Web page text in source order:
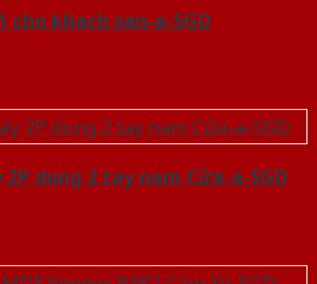
cho khach san-a-SGD
dung 2 tay nam Cửa-a-SGD